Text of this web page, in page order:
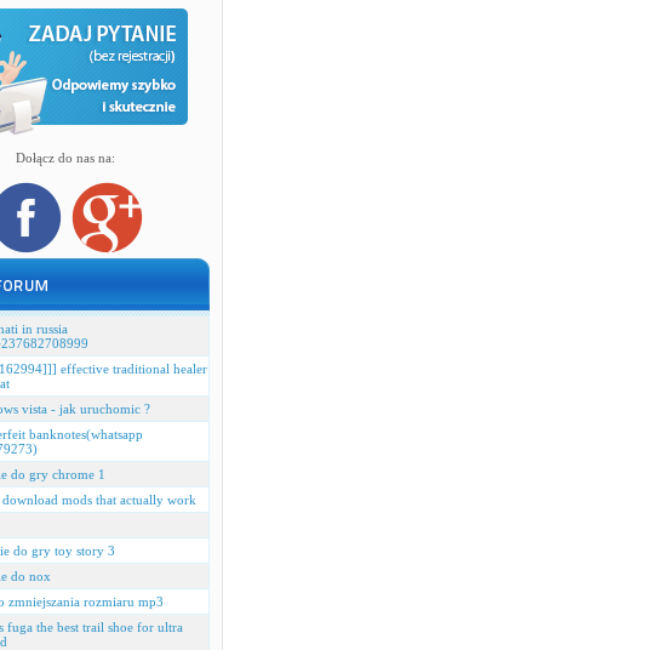
Dołącz do nas na:
in russia
effective traditional healer
vista - jak uruchomic ?
banknotes(whatsapp
do gry chrome 1
download mods that actually work
do gry toy story 3
do nox
zmniejszania rozmiaru mp3
fuga the best trail shoe for ultra